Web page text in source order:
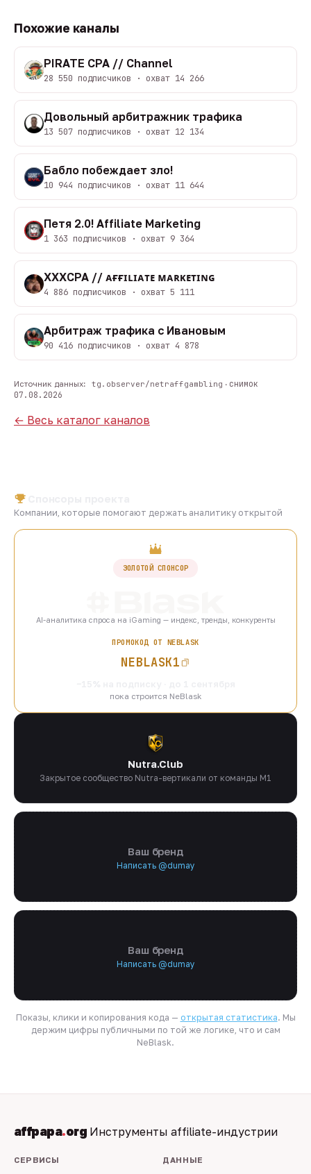
Похожие каналы
PIRATE CPA // Channel
28 550 подписчиков · охват 14 266
Довольный арбитражник трафика
13 507 подписчиков · охват 12 134
Бабло побеждает зло!
10 944 подписчиков · охват 11 644
Петя 2.0! Affiliate Marketing
1 363 подписчиков · охват 9 364
XXXCPA // ᴀғғɪʟɪᴀᴛᴇ ᴍᴀʀᴋᴇᴛɪɴɢ
4 886 подписчиков · охват 5 111
Арбитраж трафика с Ивановым
90 416 подписчиков · охват 4 878
Источник данных: tg.observer/netraffgambling · снимок
07.08.2026
← Весь каталог каналов
Компании, которые помогают держать аналитику открытой
ЗОЛОТОЙ СПОНСОР
AI-аналитика спроса на iGaming — индекс, тренды, конкуренты
ПРОМОКОД ОТ NEBLASK
NEBLASK1
пока строится NeBlask
Nutra.Club
Закрытое сообщество Nutra-вертикали от команды M1
Ваш бренд
Написать @dumay
Ваш бренд
Написать @dumay
Показы, клики и копирования кода — открытая статистика. Мы
держим цифры публичными по той же логике, что и сам
NeBlask.
affpapa.org Инструменты affiliate-индустрии
СЕРВИСЫ ДАННЫЕ